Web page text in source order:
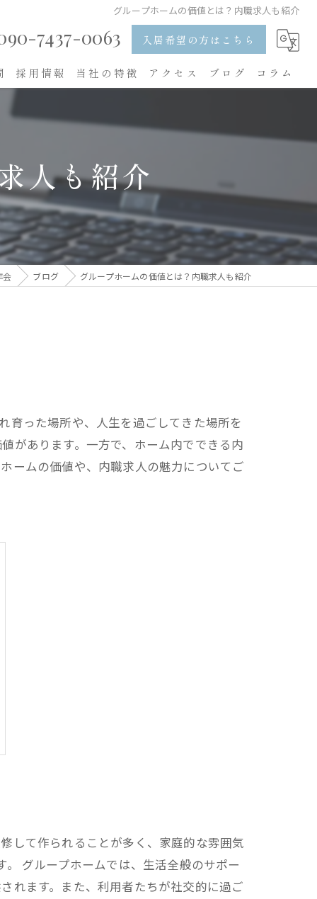
グループホームの価値とは？内職求人も紹介
7437-0063 入居希望の方はこちら
採用情報 当社の特徴
レクリエーション
求人
内職
看護
アクセス ブログ コラム
人も紹介
会 ブログ グループホームの価値とは？内職求人も紹介
育った場所や、人生を過ごしてきた場所を
があります。一方で、ホーム内でできる内
ームの価値や、内職求人の魅力についてご
して作られることが多く、家庭的な雰囲気
グループホームでは、生活全般のサポー
れます。また、利用者たちが社交的に過ご